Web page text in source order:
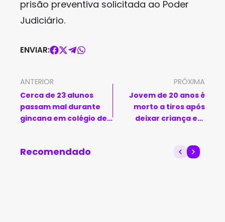
prisão preventiva solicitada ao Poder
Judiciário.
ENVIAR:
ANTERIOR
Cerca de 23 alunos
passam mal durante
gincana em colégio de
PRÓXIMA
Jovem de 20 anos é
morto a tiros após
deixar criança em
Recomendado